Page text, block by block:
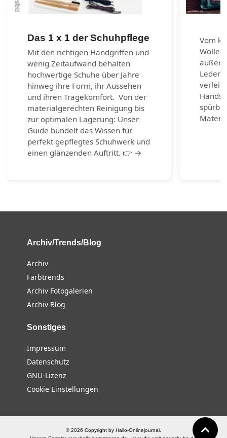
Das 1 x 1 der Schuhpflege
Mit den richtigen Handgriffen und
wenig Zeitaufwand behalten
hochwertige Schuhe über Jahre
hinweg ihre Form, ihr Aussehen
und ihren Tragekomfort. Von der
materialgerechten Reinigung bis
zur optimalen Lagerung: Unser
Guide bündelt das Wissen für
perfekt gepflegtes Schuhwerk und
einen glänzenden Auftritt. 👉 →
Vom
Wolle
Archiv/Trends/Blog
Archiv
Farbtrends
Archiv Fotogalerien
Archiv Blog
Sonstiges
Impressum
Datenschutz
GNU-Lizenz
Cookie Einstellungen
© 2026 Copyright by Hallo-Onlinejournal.